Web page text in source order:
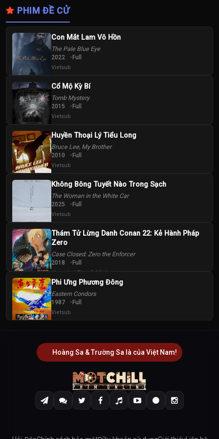
PHIM ĐỀ CỬ
Con Mắt Lam Vô Hồn
The Pale Blue Eye
2022 Full
Vietsub
Cổ Mộ Kỳ Bí
Tomb Mystery
2015 Full
Vietsub
Huyền Thoại Lý Tiểu Long
Bruce Lee, My Brother
2010 Full
Vietsub
Không Bông Tuyết Nào Trong Sạch
The Woman in the White Car
2025 Full
Vietsub
Thám Tử Lừng Danh Conan 22: Kẻ Hành Pháp
Zero
Case Closed: Zero the Enforcer
2018 Full
Vietsub + Thuyết Minh
Phi Ưng Phương Đông
Eastern Condors
1987 Full
Vietsub
Hoàng Sa & Trường Sa là của Việt Nam!